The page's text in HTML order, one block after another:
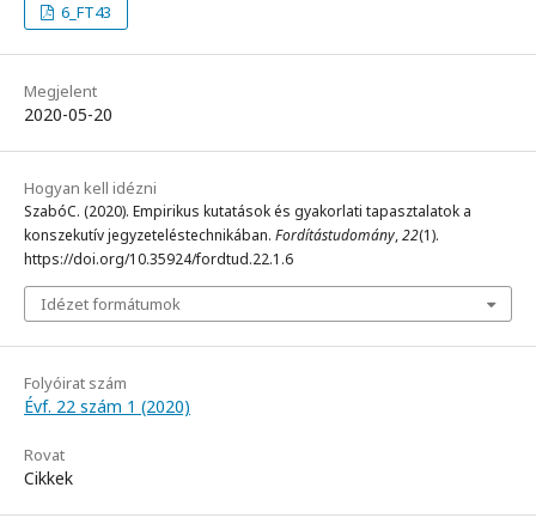
6_FT43
Megjelent
2020-05-20
Hogyan kell idézni
SzabóC. (2020). Empirikus kutatások és gyakorlati tapasztalatok a
konszekutív jegyzeteléstechnikában. Fordítástudomány,22(1).
https://doi.org/10.35924/fordtud.22.1.6
Idézet formátumok
Folyóirat szám
Évf. 22 szám 1 (2020)
Rovat
Cikkek